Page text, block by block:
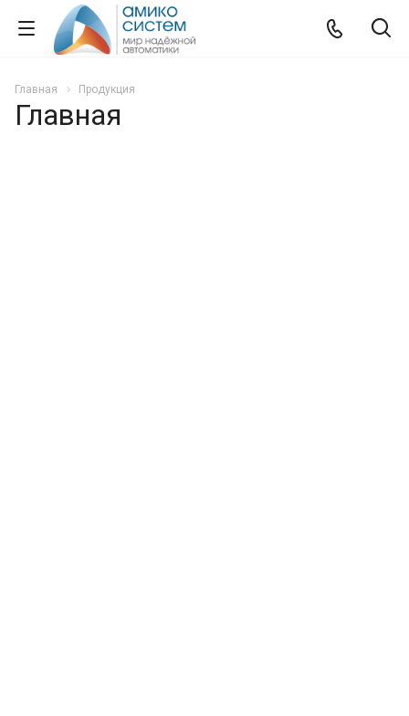
Главная Продукция
Главная